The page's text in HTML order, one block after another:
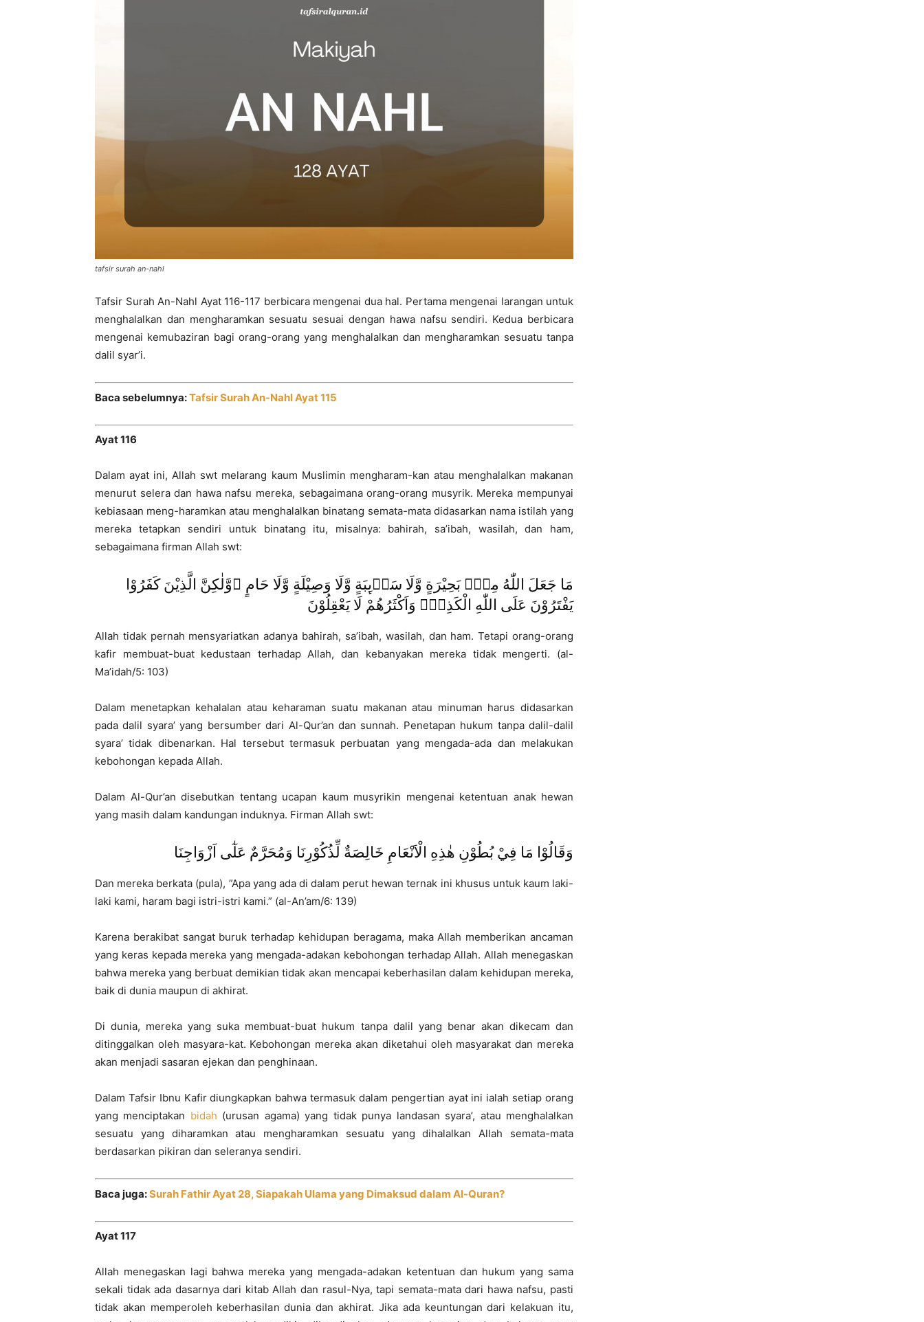
tafsir surah an-nahl
Tafsir Surah An-Nahl Ayat 116-117 berbicara mengenai dua hal. Pertama mengenai larangan untuk
menghalalkan dan mengharamkan sesuatu sesuai dengan hawa nafsu sendiri. Kedua berbicara
mengenai kemubaziran bagi orang-orang yang menghalalkan dan mengharamkan sesuatu tanpa
dalil syar’i.
Baca sebelumnya:Tafsir Surah An-Nahl Ayat 115
Ayat 116
Dalam ayat ini, Allah swt melarang kaum Muslimin mengharam-kan atau menghalalkan makanan
menurut selera dan hawa nafsu mereka, sebagaimana orang-orang musyrik. Mereka mempunyai
kebiasaan meng-haramkan atau menghalalkan binatang semata-mata didasarkan nama istilah yang
mereka tetapkan sendiri untuk binatang itu, misalnya: bahirah, sa’ibah, wasilah, dan ham,
sebagaimana firman Allah swt:
مَا جَعَلَ اللّٰهُ مِنْۢ بَحِيْرَةٍ وَّلَا سَاۤىِٕبَةٍ وَّلَا وَصِيْلَةٍ وَّلَا حَامٍ ۙوَّلٰكِنَّ الَّذِيْنَ كَفَرُوْا
يَفْتَرُوْنَ عَلَى اللّٰهِ الْكَذِبَۗ وَاَكْثَرُهُمْ لَا يَعْقِلُوْنَ
Allah tidak pernah mensyariatkan adanya bahirah, sa’ibah, wasilah, dan ham. Tetapi orang-orang
kafir membuat-buat kedustaan terhadap Allah, dan kebanyakan mereka tidak mengerti. (al-
Ma’idah/5: 103)
Dalam menetapkan kehalalan atau keharaman suatu makanan atau minuman harus didasarkan
pada dalil syara’ yang bersumber dari Al-Qur’an dan sunnah. Penetapan hukum tanpa dalil-dalil
syara’ tidak dibenarkan. Hal tersebut termasuk perbuatan yang mengada-ada dan melakukan
kebohongan kepada Allah.
Dalam Al-Qur’an disebutkan tentang ucapan kaum musyrikin mengenai ketentuan anak hewan
yang masih dalam kandungan induknya. Firman Allah swt:
وَقَالُوْا مَا فِيْ بُطُوْنِ هٰذِهِ الْاَنْعَامِ خَالِصَةٌ لِّذُكُوْرِنَا وَمُحَرَّمٌ عَلٰٓى اَزْوَاجِنَا
Dan mereka berkata (pula), ”Apa yang ada di dalam perut hewan ternak ini khusus untuk kaum laki-
laki kami, haram bagi istri-istri kami.” (al-An’am/6: 139)
Karena berakibat sangat buruk terhadap kehidupan beragama, maka Allah memberikan ancaman
yang keras kepada mereka yang mengada-adakan kebohongan terhadap Allah. Allah menegaskan
bahwa mereka yang berbuat demikian tidak akan mencapai keberhasilan dalam kehidupan mereka,
baik di dunia maupun di akhirat.
Di dunia, mereka yang suka membuat-buat hukum tanpa dalil yang benar akan dikecam dan
ditinggalkan oleh masyara-kat. Kebohongan mereka akan diketahui oleh masyarakat dan mereka
akan menjadi sasaran ejekan dan penghinaan.
Dalam Tafsir Ibnu Kafir diungkapkan bahwa termasuk dalam pengertian ayat ini ialah setiap orang
yang menciptakan bidah (urusan agama) yang tidak punya landasan syara’, atau menghalalkan
sesuatu yang diharamkan atau mengharamkan sesuatu yang dihalalkan Allah semata-mata
berdasarkan pikiran dan seleranya sendiri.
Baca juga:Surah Fathir Ayat 28, Siapakah Ulama yang Dimaksud dalam Al-Quran?
Ayat 117
Allah menegaskan lagi bahwa mereka yang mengada-adakan ketentuan dan hukum yang sama
sekali tidak ada dasarnya dari kitab Allah dan rasul-Nya, tapi semata-mata dari hawa nafsu, pasti
tidak akan memperoleh keberhasilan dunia dan akhirat. Jika ada keuntungan dari kelakuan itu,